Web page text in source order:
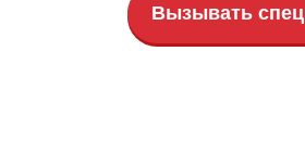
Вызывать